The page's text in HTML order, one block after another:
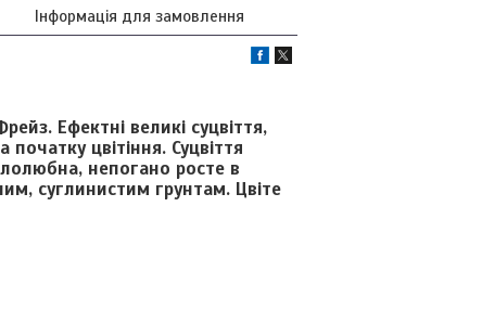
Інформація для замовлення
Ефектні великі суцвіття,
цвітіння. Суцвіття
непогано росте в
суглинистим грунтам. Цвіте